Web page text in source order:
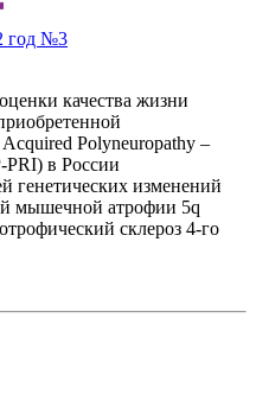
год №3
качества жизни
Polyneuropathy –
PRI) в России
генетических изменений
мышечной атрофии 5q
склероз 4-го